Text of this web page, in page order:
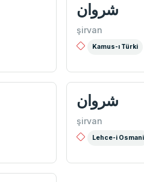
شروان
şirvan
Kamus-ı Türki
شروان
şirvan
Lehce-i Osmani